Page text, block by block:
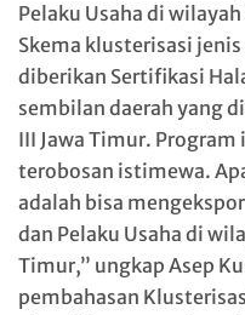
Pelaku Usaha di
Skema klusterisasi
diberikan Sertifikasi
sembilan daerah yang
III Jawa Timur.
terobosan istimewa.
adalah bisa
dan Pelaku Usaha di
Timur,” ungkap Asep
pembahasan